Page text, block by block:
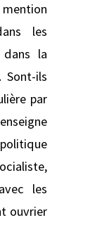
mention
les
la
Sont-ils
par
les
ouvrier